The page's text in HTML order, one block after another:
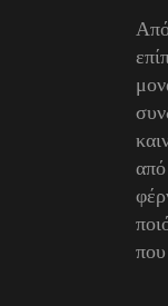
από
που